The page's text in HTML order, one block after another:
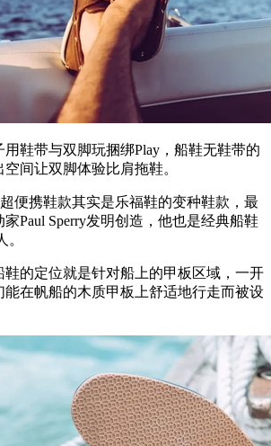
带与双脚玩捆绑Play，船鞋无鞋带的
间让双脚体验比肩拖鞋。
携鞋款其实是乐福鞋的变种鞋款，最
Paul Sperry发明创造，他也是经典船鞋
。
的定位就是针对船上的甲板区域，一开
能在帆船的木质甲板上舒适地行走而被设